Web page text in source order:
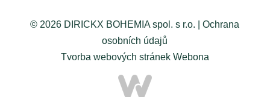
© 2026 DIRICKX BOHEMIA spol. s r.o. |Ochrana
osobních údajů
Tvorba webových stránek Webona